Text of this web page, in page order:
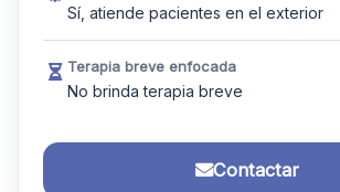
Sí, atiende pacientes en el exterior
Terapia breve enfocada
No brinda terapia breve
Contactar